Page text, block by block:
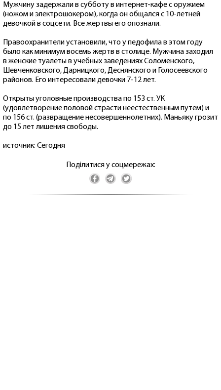
Мужчину задержали в субботу в интернет-кафе с оружием
(ножом и электрошокером), когда он общался с 10-летней
девочкой в соцсети. Все жертвы его опознали.
Правоохранители установили, что у педофила в этом году
было как минимум восемь жертв в столице. Мужчина заходил
в женские туалеты в учебных заведениях Соломенского,
Шевченковского, Дарницкого, Деснянского и Голосеевского
районов. Его интересовали девочки 7-12 лет.
Открыты уголовные производства по 153 ст. УК
(удовлетворение половой страсти неестественным путем) и
по 156 ст. (развращение несовершеннолетних). Маньяку грозит
до 15 лет лишения свободы.
источник: Сегодня
Поділитися у соцмережах: